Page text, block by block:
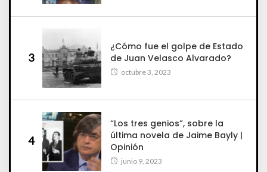
3
¿Cómo fue el golpe de Estado
de Juan Velasco Alvarado?
octubre 3, 2023
4
“Los tres genios”, sobre la
última novela de Jaime Bayly |
Opinión
junio 9, 2023